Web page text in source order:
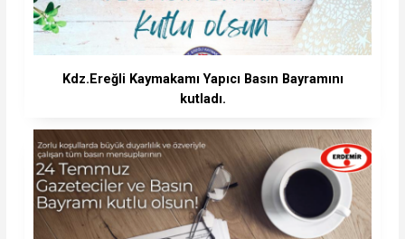
Kdz.Ereğli Kaymakamı Yapıcı Basın Bayramını
kutladı.